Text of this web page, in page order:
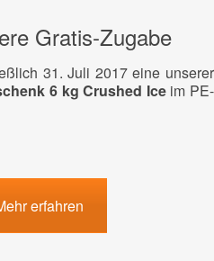
Gratis-Zugabe
31. Juli 2017 eine unserer
6 kg Crushed Iceim PE-
erfahren